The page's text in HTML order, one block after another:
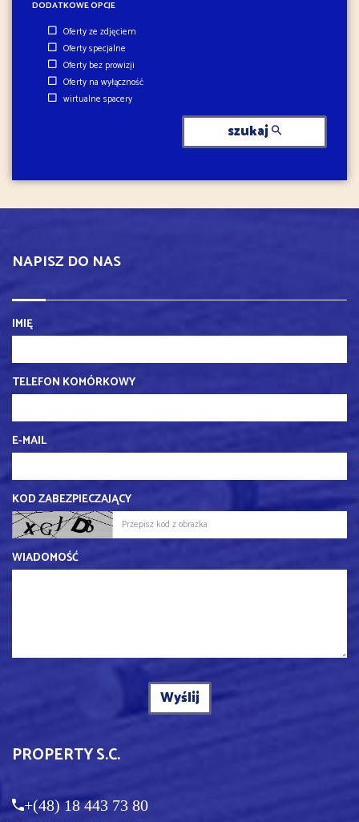
DODATKOWE OPCJE
Oferty ze zdjęciem
Oferty specjalne
Oferty bez prowizji
Oferty na wyłączność
wirtualne spacery
szukaj
NAPISZ DO NAS
IMIĘ
TELEFON KOMÓRKOWY
E-MAIL
KOD ZABEZPIECZAJĄCY
WIADOMOŚĆ
PROPERTY S.C.
+(48) 18 443 73 80